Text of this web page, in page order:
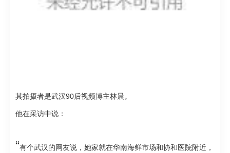
其拍摄者是武汉90后视频博主林晨。
他在采访中说：
“有个武汉的网友说，她家就在华南海鲜市场和协和医院附近，